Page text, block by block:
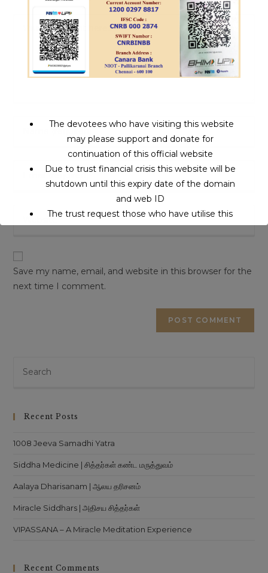
Save my name, email, and website in this browser for the
next time I comment.
Recent Posts
1008 Jeeva Samadhi Yatra
Siddha Medicine | சித்தர்கள் கண்ட மருத்துவம்
Aalaya Dharisanam | ஆலய தரிசனம்
Miracle Siddhars | அதிசய சித்தர்கள்
VIPASSANA – A Miracle Meditation Experience
Recent Comments
The devotees who have visiting this website
may please support and donate for
continuation of this official website
Due to trust financial crisis this website will be
shutdown until this expiry date of the domain
and web ID
The trust request those who have utilise this
service may support to continue this service.